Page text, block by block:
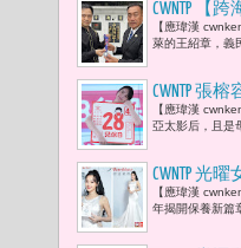
CWNTP 【
間的記憶
【應瑋漢
萊的王紹章，義
CWNTP 張
全的問題
【應瑋漢
亞太影后，且是
CWNTP 光
【應瑋漢
年揭開保養新篇